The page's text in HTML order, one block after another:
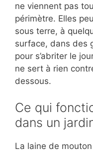
ne viennent pas
périmètre. Elles
sous terre, à
surface, dans des
pour s’abriter le
ne sert à rien
dessous.
Ce qui
dans un
La laine de